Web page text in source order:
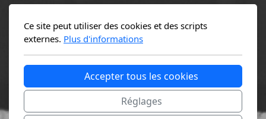
Ce site peut utiliser des cookies et des scripts
externes. Plus d'informations
Accepter tous les cookies
Réglages